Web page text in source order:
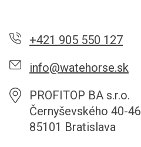
+421 905 550 127
info@watehorse.sk
PROFITOP BA s.r.o.
Černyševského 40-46
85101 Bratislava